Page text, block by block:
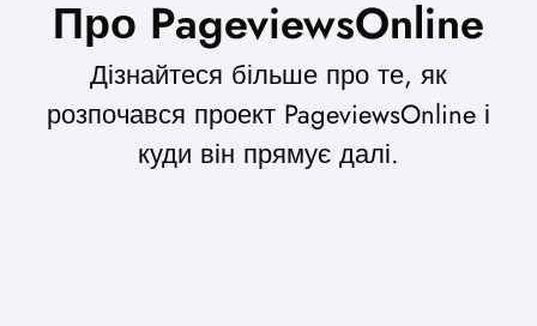
Про PageviewsOnline
Дізнайтеся більше про те, як
розпочався проект PageviewsOnline і
куди він прямує далі.